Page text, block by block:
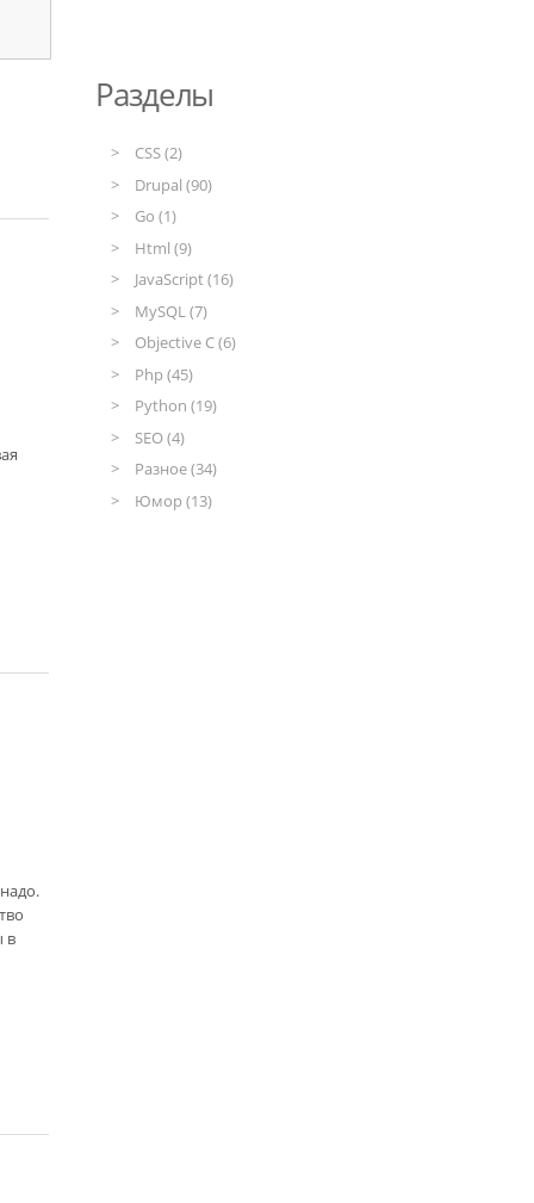
в
Разделы
CSS (2)
Drupal (90)
Go (1)
Html (9)
JavaScript (16)
MySQL (7)
Objective C (6)
Php (45)
Python (19)
SEO (4)
Разное (34)
Юмор (13)